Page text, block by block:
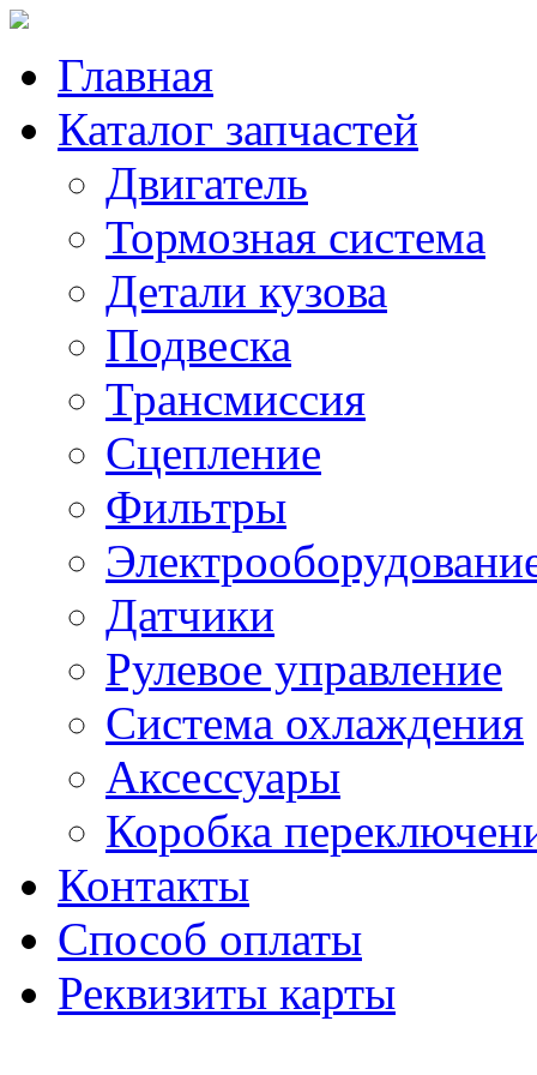
Главная
Каталог запчастей
Двигатель
Тормозная система
Детали кузова
Подвеска
Трансмиссия
Сцепление
Фильтры
Датчики
Рулевое управление
Система охлаждения
Аксессуары
Коробка
Контакты
Способ оплаты
Реквизиты карты